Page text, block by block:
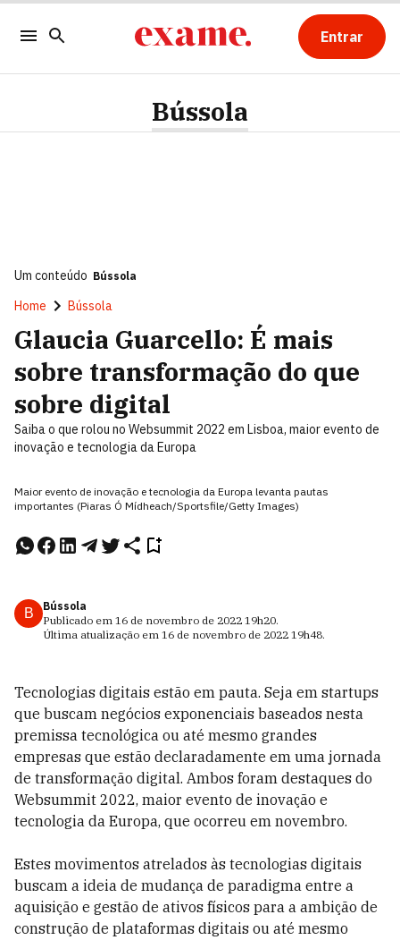
Entrar
Bússola
Um conteúdo Bússola
Home Bússola
Glaucia Guarcello: É mais
sobre transformação do que
sobre digital
Saiba o que rolou no Websummit 2022 em Lisboa, maior evento de
inovação e tecnologia da Europa
Maior evento de inovação e tecnologia da Europa levanta pautas
importantes (Piaras Ó Mídheach/Sportsfile/Getty Images)
B
Bússola
Publicado em 16 de novembro de 2022 19h20.
Última atualização em 16 de novembro de 2022 19h48.
Tecnologias digitais estão em pauta. Seja em startups
que buscam negócios exponenciais baseados nesta
premissa tecnológica ou até mesmo grandes
empresas que estão declaradamente em uma jornada
de transformação digital. Ambos foram destaques do
Websummit 2022, maior evento de inovação e
tecnologia da Europa, que ocorreu em novembro.
Estes movimentos atrelados às tecnologias digitais
buscam a ideia de mudança de paradigma entre a
aquisição e gestão de ativos físicos para a ambição de
construção de plataformas digitais ou até mesmo